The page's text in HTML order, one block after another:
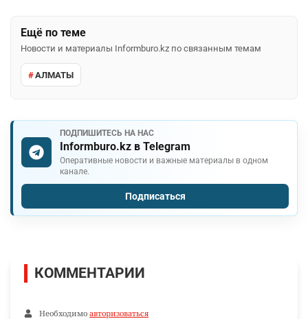
Ещё по теме
Новости и материалы Informburo.kz по связанным темам
АЛМАТЫ
ПОДПИШИТЕСЬ НА НАС
Informburo.kz в Telegram
Оперативные новости и важные материалы в одном
канале.
Подписаться
КОММЕНТАРИИ
Необходимо авторизоваться